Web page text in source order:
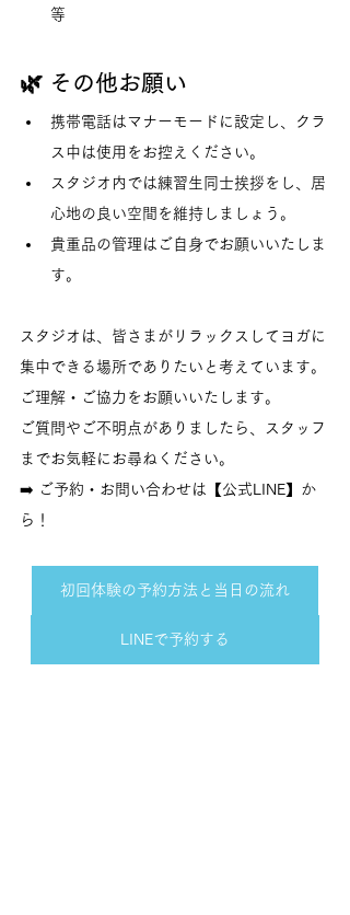
等
🌿 その他お願い
携帯電話はマナーモードに設定し、クラ
ス中は使用をお控えください。
スタジオ内では練習生同士挨拶をし、居
心地の良い空間を維持しましょう。
貴重品の管理はご自身でお願いいたしま
す。
スタジオは、皆さまがリラックスしてヨガに
集中できる場所でありたいと考えています。
ご理解・ご協力をお願いいたします。
ご質問やご不明点がありましたら、スタッフ
までお気軽にお尋ねください。
➡️ ご予約・お問い合わせは【公式LINE】か
ら！
初回体験の予約方法と当日の流れ
LINEで予約する